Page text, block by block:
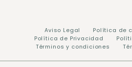
Aviso Legal
Política de
Política de Privacidad
Términos y condiciones